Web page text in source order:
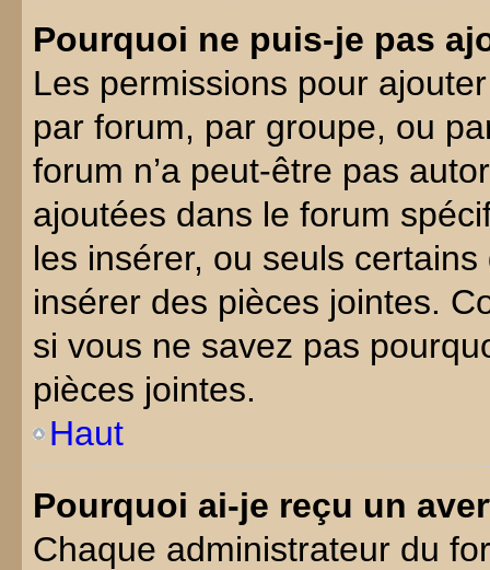
Pourquoi ne puis-je pas
Les permissions pour
par forum, par groupe, ou
forum n’a peut-être pas
ajoutées dans le forum
les insérer, ou seuls
insérer des pièces jointes.
si vous ne savez pas
pièces jointes.
Haut
Pourquoi ai-je reçu un
Chaque administrateur du